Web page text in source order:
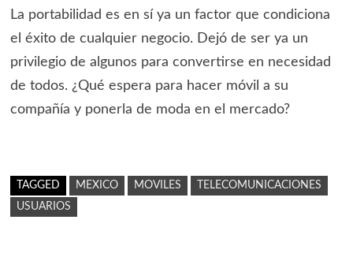
La portabilidad es en sí ya un factor que condiciona
el éxito de cualquier negocio. Dejó de ser ya un
privilegio de algunos para convertirse en necesidad
de todos. ¿Qué espera para hacer móvil a su
compañía y ponerla de moda en el mercado?
TAGGED MEXICO MOVILES
TELECOMUNICACIONES
USUARIOS